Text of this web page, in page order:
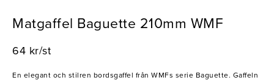
Matgaffel Baguette 210mm WMF
64 kr/st
En elegant och stilren bordsgaffel från WMFs serie Baguette. Gaffeln